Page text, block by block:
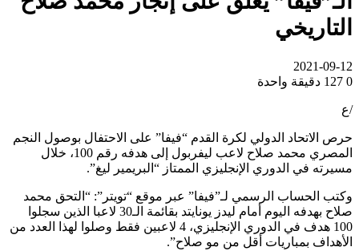
التاريخي
2021-09-12
0
دقيقة واحدة
/ع
حرص الاتحاد الدولي لكرة القدم “فيفا” على الاحتفال بوصول النجم
المصري محمد صلاح لاعب ليفربول إلى هدفه رقم 100، خلال
مسيرته في الدوري الإنجليزي الممتاز “البريمير ليغ”.
وكتب الحساب الرسمي لـ”فيفا” عبر موقع “تويتر”: “التحق محمد
صلاح بهدفه اليوم أمام ليدز يونايتد بقائمة الـ30 لاعبا الذين سجلوا
100 هدف في الدوري الإنجليزي، 4 لاعبين فقط وصلوا لهذا العدد من
الأهداف بمباريات أقل من مو صلاح”.